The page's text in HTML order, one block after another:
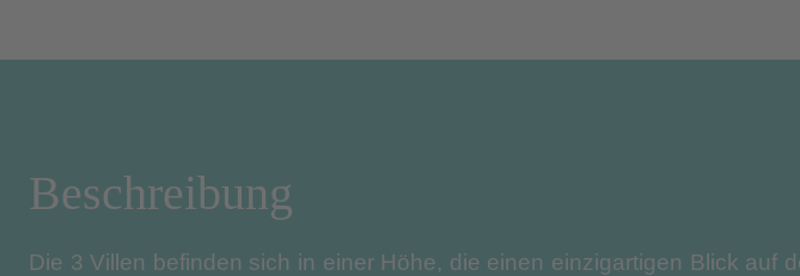
Beschreibung
Die 3 Villen befinden sich in einer Höhe, die einen einzigartigen Blick auf